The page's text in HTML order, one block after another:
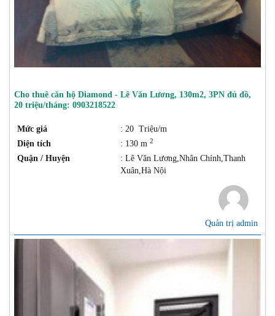
Cho thuê căn hộ Diamond - Lê Văn Lương, 130m2, 3PN đủ đồ,
20 triệu/tháng: 0903218522
Mức giá
: 20 Triệu/m
Diện tích
: 130 m 2
Quận / Huyện
: Lê Văn Lương,Nhân Chính,Thanh
Xuân,Hà Nội
Quản trị admin